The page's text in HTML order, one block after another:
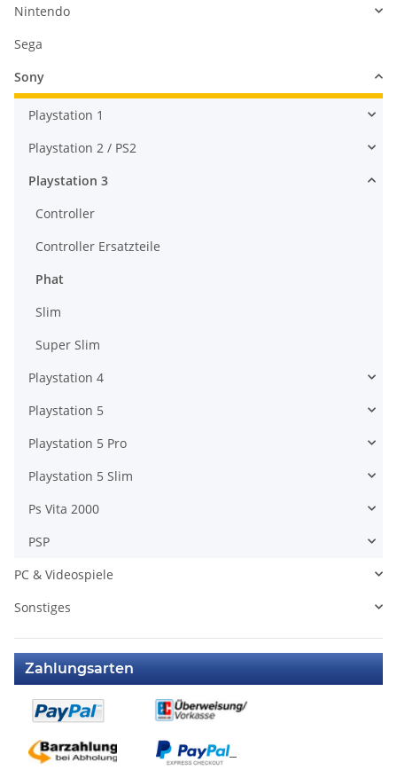
Controller - Spartan Locke
69,99 €
Nintendo
Sega
Sony
Playstation 1
Playstation 2 / PS2
Playstation 3
Controller
Controller Ersatzteile
Phat
Slim
Super Slim
Playstation 4
Playstation 5
Playstation 5 Pro
Playstation 5 Slim
Ps Vita 2000
PSP
PC & Videospiele
Sonstiges
Zahlungsarten